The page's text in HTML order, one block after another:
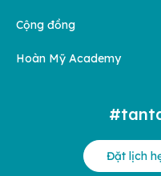
Cộng đồng
Hoàn Mỹ Academy
Đặt lịch